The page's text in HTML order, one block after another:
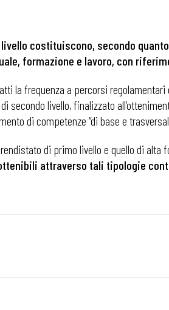
costituiscono, secondo
formazione e lavoro, con
la frequenza a percorsi
secondo livello, finalizzato
di competenze “di base e
di primo livello e quello di
attraverso tali tipologie